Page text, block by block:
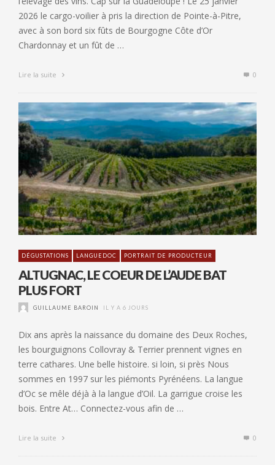
2026 le cargo-voilier à pris la direction de Pointe-à-Pitre,
avec à son bord six fûts de Bourgogne Côte d’Or
Chardonnay et un fût de …
Lire la suite 0
DÉGUSTATIONS LANGUEDOC PORTRAIT DE PRODUCTEUR
ALTUGNAC, LE COEUR DE L’AUDE BAT
PLUS FORT
GUILLAUME BAROIN IL Y A 6 JOURS
Dix ans après la naissance du domaine des Deux Roches,
les bourguignons Collovray & Terrier prennent vignes en
terre cathares. Une belle histoire. si loin, si près Nous
sommes en 1997 sur les piémonts Pyrénéens. La langue
d’Oc se mêle déjà à la langue d’Oil. La garrigue croise les
bois. Entre At… Connectez-vous afin de …
Lire la suite 0